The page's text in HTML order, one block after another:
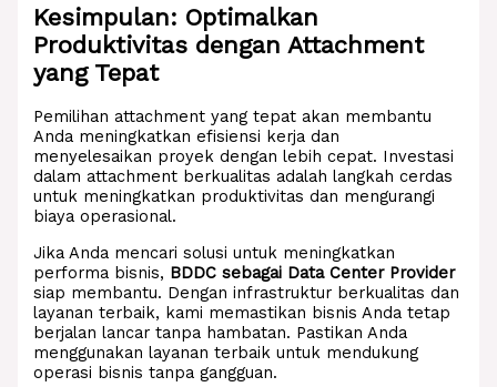
Kesimpulan: Optimalkan
Produktivitas dengan Attachment
yang Tepat
Pemilihan attachment yang tepat akan membantu
Anda meningkatkan efisiensi kerja dan
menyelesaikan proyek dengan lebih cepat. Investasi
dalam attachment berkualitas adalah langkah cerdas
untuk meningkatkan produktivitas dan mengurangi
biaya operasional.
Jika Anda mencari solusi untuk meningkatkan
performa bisnis, BDDC sebagai Data Center Provider
siap membantu. Dengan infrastruktur berkualitas dan
layanan terbaik, kami memastikan bisnis Anda tetap
berjalan lancar tanpa hambatan. Pastikan Anda
menggunakan layanan terbaik untuk mendukung
operasi bisnis tanpa gangguan.